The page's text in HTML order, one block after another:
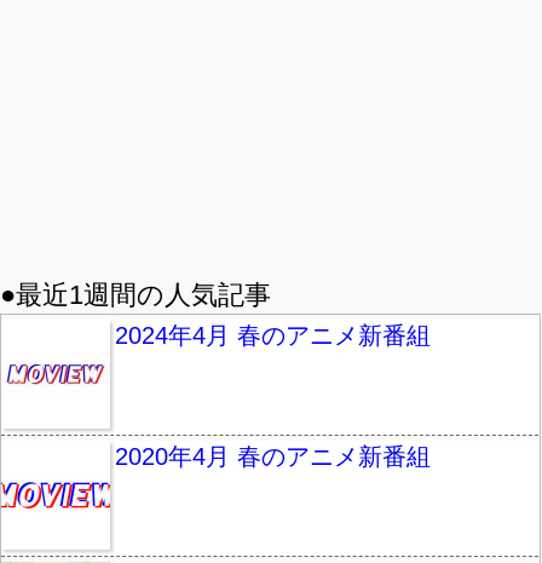
●最近1週間の人気記事
2024年4月 春のアニメ新番組
2020年4月 春のアニメ新番組